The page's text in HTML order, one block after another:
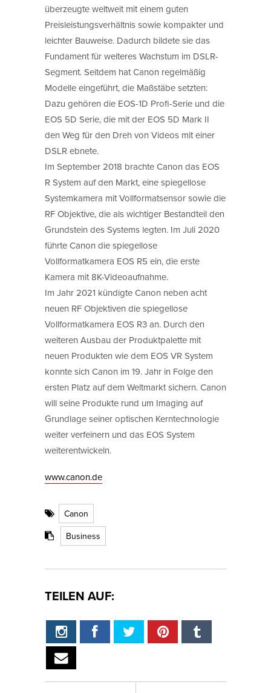
überzeugte weltweit mit einem guten
Preisleistungsverhältnis sowie kompakter und
leichter Bauweise. Dadurch bildete sie das
Fundament für weiteres Wachstum im DSLR-
Segment. Seitdem hat Canon regelmäßig
Modelle eingeführt, die Maßstäbe setzten:
Dazu gehören die EOS-1D Profi-Serie und die
EOS 5D Serie, die mit der EOS 5D Mark II
den Weg für den Dreh von Videos mit einer
DSLR ebnete.
Im September 2018 brachte Canon das EOS
R System auf den Markt, eine spiegellose
Systemkamera mit Vollformatsensor sowie die
RF Objektive, die als wichtiger Bestandteil den
Grundstein des Systems legten. Im Juli 2020
führte Canon die spiegellose
Vollformatkamera EOS R5 ein, die erste
Kamera mit 8K-Videoaufnahme.
Im Jahr 2021 kündigte Canon neben acht
neuen RF Objektiven die spiegellose
Vollformatkamera EOS R3 an. Durch den
weiteren Ausbau der Produktpalette mit
neuen Produkten wie dem EOS VR System
konnte sich Canon im 19. Jahr in Folge den
ersten Platz auf dem Weltmarkt sichern. Canon
will seine Produkte rund um Imaging auf
Grundlage seiner optischen Kerntechnologie
weiter verfeinern und das EOS System
weiterentwickeln.
www.canon.de
Canon
Business
TEILEN AUF: